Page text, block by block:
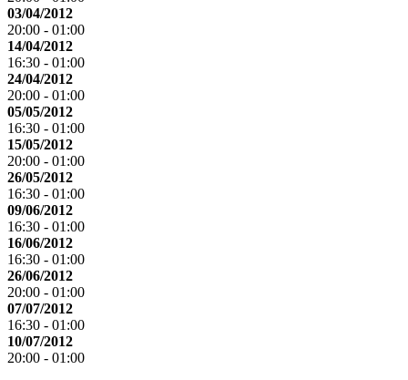
03/04/2012
20:00 - 01:00
14/04/2012
16:30 - 01:00
24/04/2012
20:00 - 01:00
05/05/2012
16:30 - 01:00
15/05/2012
20:00 - 01:00
26/05/2012
16:30 - 01:00
09/06/2012
16:30 - 01:00
16/06/2012
16:30 - 01:00
26/06/2012
20:00 - 01:00
07/07/2012
16:30 - 01:00
10/07/2012
20:00 - 01:00